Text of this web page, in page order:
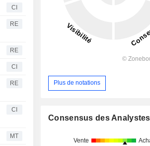
CI
RE
RE
CI
RE
CI
MT
Plus de notations
Consensus des Analystes
Vente